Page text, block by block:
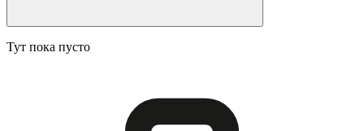
Тут пока пусто